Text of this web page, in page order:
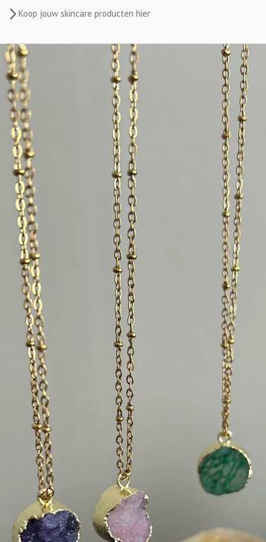
Koop jouw skincare producten hier